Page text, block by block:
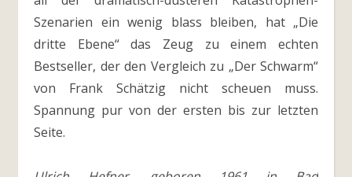
Szenarien ein wenig blass bleiben, hat „Die
dritte Ebene“ das Zeug zu einem echten
Bestseller, der den Vergleich zu „Der Schwarm“
von Frank Schätzig nicht scheuen muss.
Spannung pur von der ersten bis zur letzten
Seite.